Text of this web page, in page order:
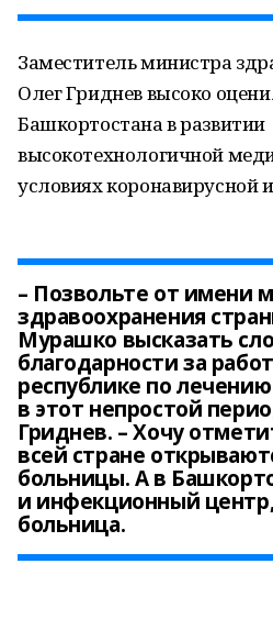
Заместитель министра
Олег Гриднев высоко
Башкортостана в развитии
высокотехнологичной
условиях коронавирусной
– Позвольте от имени
здравоохранения
Мурашко высказать
благодарности за
республике по
в этот непростой
Гриднев. – Хочу
всей стране
больницы. А в
и инфекционный
больница.